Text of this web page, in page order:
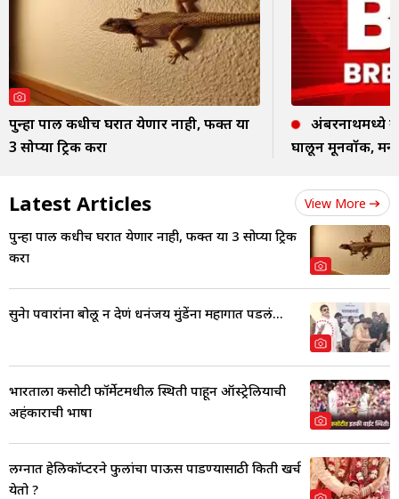
पुन्हा पाल कधीच घरात येणार नाही, फक्त या
3 सोप्या ट्रिक करा
अंबरनाथमध्ये
घालून मूनवॉक,
Latest Articles View More
पुन्हा पाल कधीच घरात येणार नाही, फक्त या 3 सोप्या ट्रिक
करा
सुनेत्रा पवारांना बोलू न देणं धनंजय मुंडेंना महागात पडलं...
भारताला कसोटी फॉर्मेटमधील स्थिती पाहून ऑस्ट्रेलियाची
अहंकाराची भाषा
लग्नात हेलिकॉप्टरने फुलांचा पाऊस पाडण्यासाठी किती खर्च
येतो ?